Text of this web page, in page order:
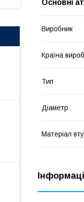
Основні
Виробник
Країна
Тип
Діаметр
Матеріал